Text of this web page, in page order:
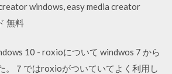
windows, easy media creator
無料
10 - roxioについて windwos 7 から
。７ではroxioがついていてよく利用し